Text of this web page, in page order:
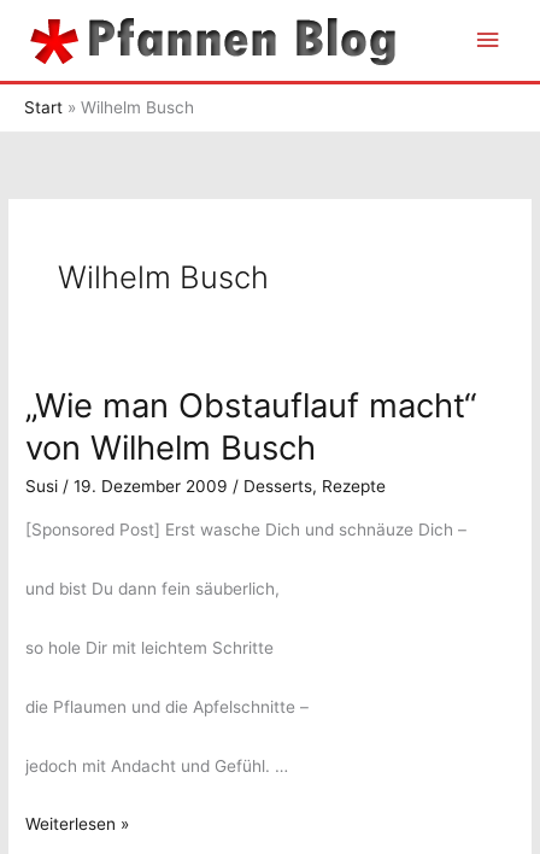
Inhalt
Start Wilhelm Busch
Wilhelm Busch
„Wie man Obstauflauf macht“
von Wilhelm Busch
Susi /19. Dezember 2009 / Desserts, Rezepte
[Sponsored Post] Erst wasche Dich und schnäuze Dich –
und bist Du dann fein säuberlich,
so hole Dir mit leichtem Schritte
die Pflaumen und die Apfelschnitte –
jedoch mit Andacht und Gefühl. …
„Wie
Weiterlesen »